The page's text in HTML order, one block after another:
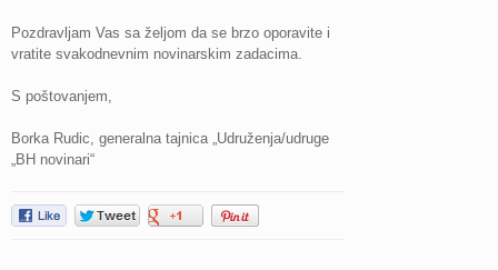
Pozdravljam Vas sa željom da se brzo oporavite i
vratite svakodnevnim novinarskim zadacima.
S poštovanjem,
Borka Rudic, generalna tajnica „Udruženja/udruge
„BH novinari“